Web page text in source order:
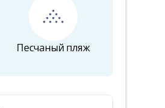
Песчаный пляж